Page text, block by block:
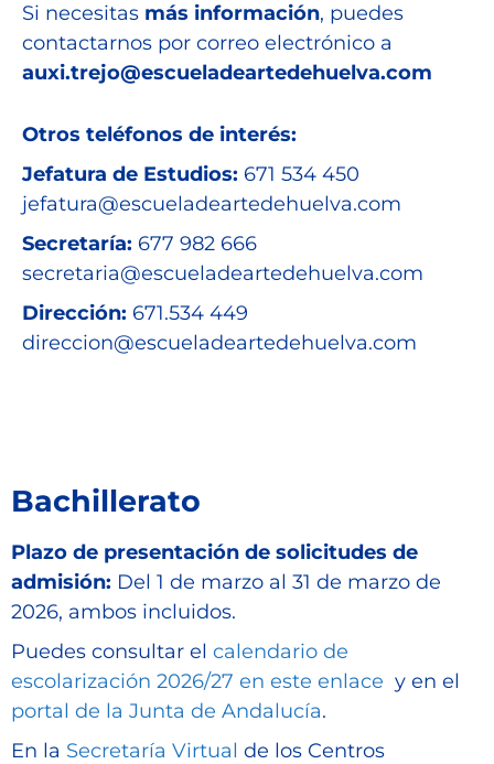
Si necesitas más información, puedes
contactarnos por correo electrónico a
auxi.trejo@escueladeartedehuelva.com
Otros teléfonos de interés:
Jefatura de Estudios: 671 534 450
jefatura@escueladeartedehuelva.com
Secretaría: 677 982 666
secretaria@escueladeartedehuelva.com
Dirección: 671.534 449
direccion@escueladeartedehuelva.com
Bachillerato
Plazo de presentación de solicitudes de
admisión: Del 1 de marzo al 31 de marzo de
2026, ambos incluidos.
Puedes consultar el calendario de
escolarización 2026/27 en este enlace y en el
portal de la Junta de Andalucía.
En la Secretaría Virtual de los Centros